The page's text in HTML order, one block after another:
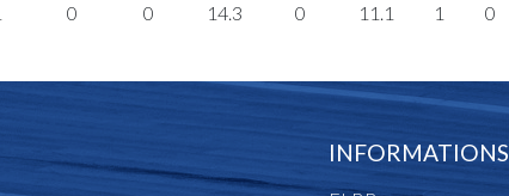
0 0 14.3 0 11.1 1 0
INFORMATIONS